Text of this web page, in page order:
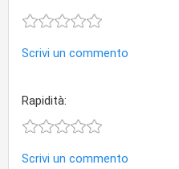
Scrivi un commento
Rapidità:
Scrivi un commento